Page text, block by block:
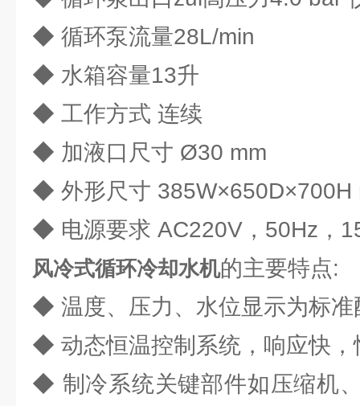
◆ 循环泵流量28L/min
◆ 水箱容量13升
◆ 工作方式 连续
◆ 加液口尺寸 Ø30 mm
◆ 外形尺寸
◆ 电源要求 AC220V，50Hz，
风冷式循环冷却水机的主要特
◆ 温度、压力、水位显示为
◆ 动态恒温控制系统，响应
◆ 制冷系统关键部件如压缩机